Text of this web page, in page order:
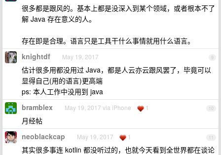
很多都是跟风的。基本上都是没深入到某个领域，或者根本不了
解 Java 存在意义的人。
存在即是合理。语言只是工具干什么事情就用什么语言。
9
knightdf May 19, 2017
估计很多用都没用过 Java，都是人云亦云跟风罢了，毕竟可以
显得自己(用的语言)更高端
ps: 本人工作中没用到 java
10
bramblex May 19, 2017 via iPhone 1
月经帖
11
neoblackcap May 19, 2017 1
其实很多事连 kotlin 都没听过的，也就今天看到全世界都在谈论